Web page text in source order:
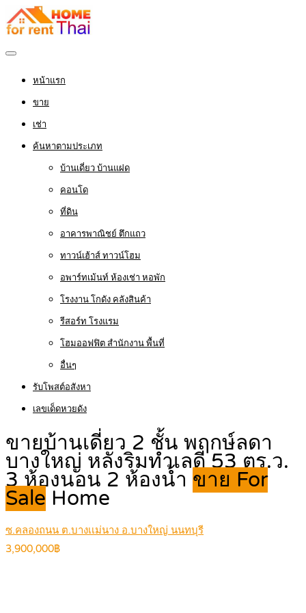
หน้าแรก
ขาย
เช่า
ค้นหาตามประเภท
บ้านเดี่ยว บ้านแฝด
คอนโด
ที่ดิน
อาคารพาณิชย์ ตึกแถว
ทาวน์เฮ้าส์ ทาวน์โฮม
อพาร์ทเม้นท์ ห้องเช่า หอพัก
โรงงาน โกดัง คลังสินค้า
รีสอร์ท โรงแรม
โฮมออฟฟิต สำนักงาน พื้นที่
อื่นๆ
รับโพสต์อสังหา
เลขเด็ดหวยดัง
ขายบ้านเดี่ยว 2 ชั้น พฤกษ์ลดา
บางใหญ่ หลังริมทำเลดี 53 ตร.ว.
3 ห้องนอน 2 ห้องน้ำ ขาย For
Sale Home
ซ.คลองถนน ต.บางเเม่นาง อ.บางใหญ่ นนทบุรี
3,900,000฿